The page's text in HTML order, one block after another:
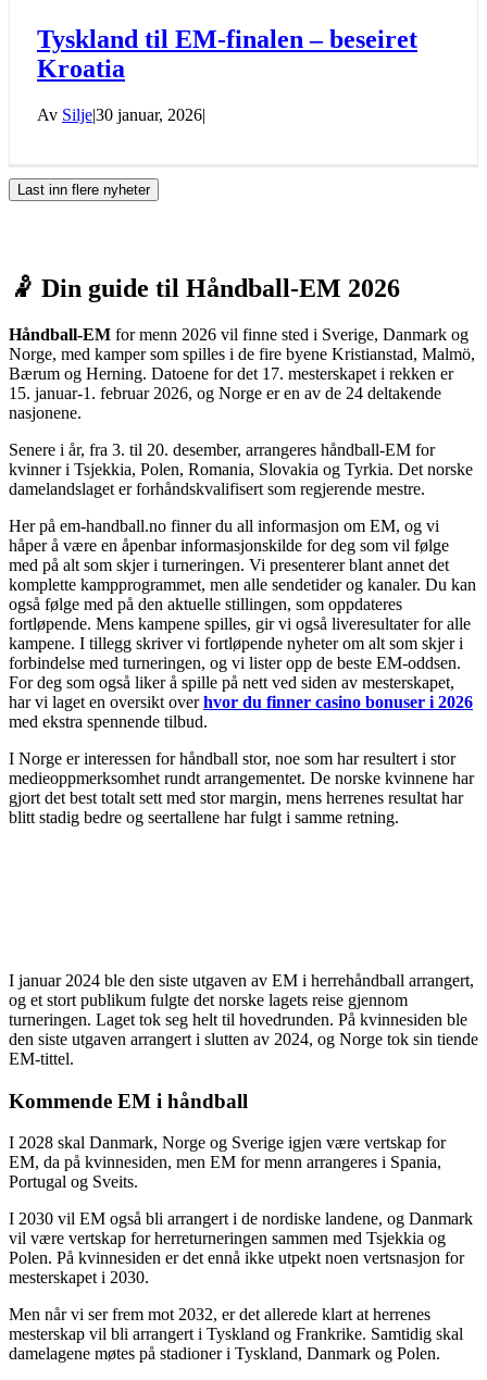
Tyskland til EM-finalen – beseiret
Kroatia
Av Silje|30 januar, 2026|
Last inn flere nyheter
🤾 Din guide til Håndball-EM 2026
Håndball-EM for menn 2026 vil finne sted i Sverige, Danmark og
Norge, med kamper som spilles i de fire byene Kristianstad, Malmö,
Bærum og Herning. Datoene for det 17. mesterskapet i rekken er
15. januar-1. februar 2026, og Norge er en av de 24 deltakende
nasjonene.
Senere i år, fra 3. til 20. desember, arrangeres håndball-EM for
kvinner i Tsjekkia, Polen, Romania, Slovakia og Tyrkia. Det norske
damelandslaget er forhåndskvalifisert som regjerende mestre.
Her på em-handball.no finner du all informasjon om EM, og vi
håper å være en åpenbar informasjonskilde for deg som vil følge
med på alt som skjer i turneringen. Vi presenterer blant annet det
komplette kampprogrammet, men alle sendetider og kanaler. Du kan
også følge med på den aktuelle stillingen, som oppdateres
fortløpende. Mens kampene spilles, gir vi også liveresultater for alle
kampene. I tillegg skriver vi fortløpende nyheter om alt som skjer i
forbindelse med turneringen, og vi lister opp de beste EM-oddsen.
For deg som også liker å spille på nett ved siden av mesterskapet,
har vi laget en oversikt overhvor du finner casino bonuser i 2026
med ekstra spennende tilbud.
I Norge er interessen for håndball stor, noe som har resultert i stor
medieoppmerksomhet rundt arrangementet. De norske kvinnene har
gjort det best totalt sett med stor margin, mens herrenes resultat har
blitt stadig bedre og seertallene har fulgt i samme retning.
I januar 2024 ble den siste utgaven av EM i herrehåndball arrangert,
og et stort publikum fulgte det norske lagets reise gjennom
turneringen. Laget tok seg helt til hovedrunden. På kvinnesiden ble
den siste utgaven arrangert i slutten av 2024, og Norge tok sin tiende
EM-tittel.
Kommende EM i håndball
I 2028 skal Danmark, Norge og Sverige igjen være vertskap for
EM, da på kvinnesiden, men EM for menn arrangeres i Spania,
Portugal og Sveits.
I 2030 vil EM også bli arrangert i de nordiske landene, og Danmark
vil være vertskap for herreturneringen sammen med Tsjekkia og
Polen. På kvinnesiden er det ennå ikke utpekt noen vertsnasjon for
mesterskapet i 2030.
Men når vi ser frem mot 2032, er det allerede klart at herrenes
mesterskap vil bli arrangert i Tyskland og Frankrike. Samtidig skal
damelagene møtes på stadioner i Tyskland, Danmark og Polen.